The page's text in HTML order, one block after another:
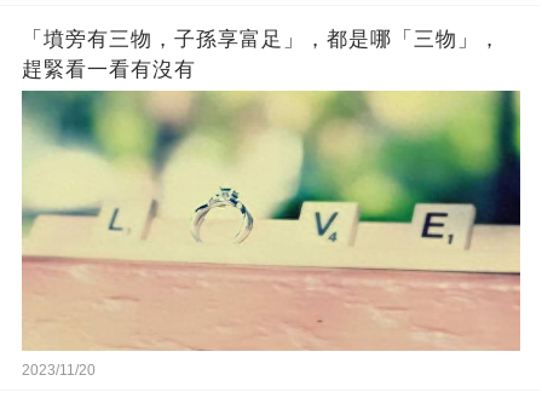
「墳旁有三物，子孫享富足」，都是哪「三物」，
趕緊看一看有沒有
2023/11/20